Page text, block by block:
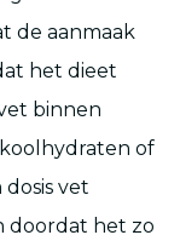
de aanmaak
het dieet
binnen
of
vet
doordat het zo